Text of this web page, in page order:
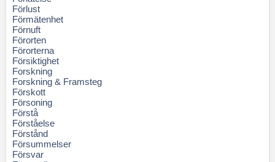
Förlust
Förmätenhet
Förnuft
Förorten
Förorterna
Försiktighet
Forskning
Forskning & Framsteg
Förskott
Försoning
Förstå
Förståelse
Förstånd
Försummelser
Försvar